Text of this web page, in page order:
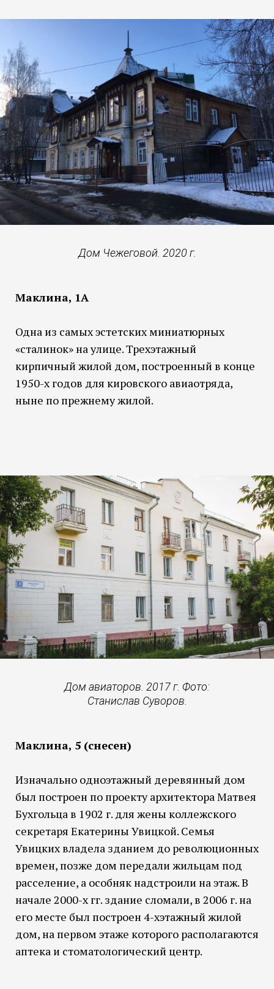
Дом Чежеговой. 2020 г.
Маклина, 1А
Одна из самых эстетских миниатюрных
«сталинок» на улице. Трехэтажный
кирпичный жилой дом, построенный в конце
1950-х годов для кировского авиаотряда,
ныне по прежнему жилой.
Дом авиаторов. 2017 г. Фото:
Станислав Суворов.
Маклина, 5 (снесен)
Изначально одноэтажный деревянный дом
был построен по проекту архитектора Матвея
Бухгольца в 1902 г. для жены коллежского
секретаря Екатерины Увицкой. Семья
Увицких владела зданием до революционных
времен, позже дом передали жильцам под
расселение, а особняк надстроили на этаж. В
начале 2000-х гг. здание сломали, в 2006 г. на
его месте был построен 4-хэтажный жилой
дом, на первом этаже которого располагаются
аптека и стоматологический центр.